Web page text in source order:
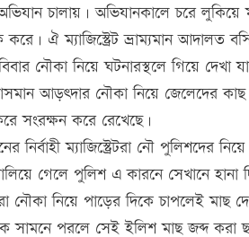
অভিযান চালায়। অভিযানকালে চরে
ঐ ম্যাজিস্ট্রেট ভ্রাম্যমান আদালত
নৌকা নিয়ে ঘটনারস্থলে গিয়ে দেখা
আড়ৎদার নৌকা নিয়ে জেলেদের
সংরক্ষন করে রেখেছে।
নির্বাহী ম্যাজিস্ট্রেটরা নৌ
গেলে পুলিশ এ কারনে সেখানে
নৌকা নিয়ে পাড়ের দিকে চাপলেই মাছ
পরলে সেই ইলিশ মাছ জব্দ করা